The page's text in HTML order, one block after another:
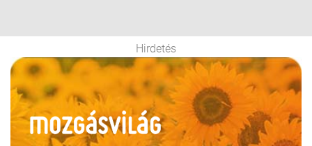
Hirdetés